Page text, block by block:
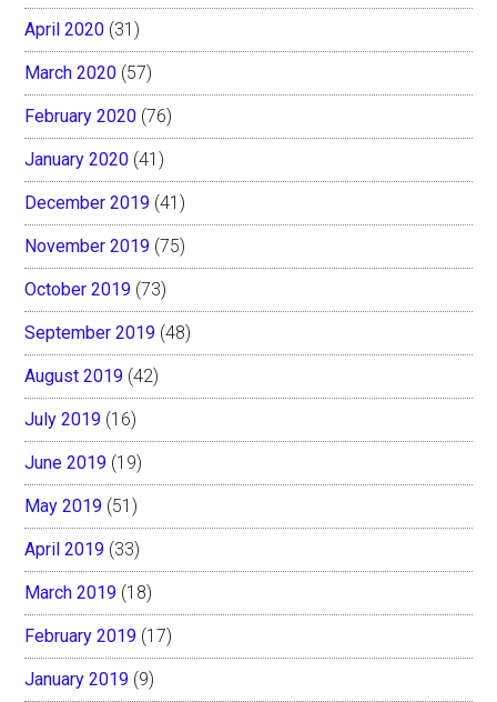
April 2020 (31)
March 2020 (57)
February 2020 (76)
January 2020 (41)
December 2019 (41)
November 2019 (75)
October 2019 (73)
September 2019 (48)
August 2019 (42)
July 2019 (16)
June 2019 (19)
May 2019 (51)
April 2019 (33)
March 2019 (18)
February 2019 (17)
January 2019 (9)